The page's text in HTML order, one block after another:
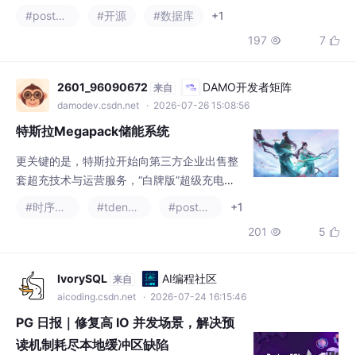
体的完整生命周期，涵盖构建、评估、部署与
规模化落地等各个阶段，并重点演示了 Agent
证，Tom Lane 随后借助 Claude
#postgresql #开源 #数据库
+1
197  7 
2601_96090672 来自 DAMO开发者矩阵
damodev.csdn.net · 2026-07-26 15:08:56
特斯拉Megapack储能系统
更关键的是，特斯拉开始向第三方企业出售整
套超充技术与运营服务，“白牌版”超级充电
站，任何企业都可以购买特斯拉超充桩、贴上
自己的品牌运营，特斯拉从中获得硬件、软件
器人和驱动这一切的芯片与算力时，它的竞争
对手面对的不再是一家“车企”，而是一张无处
不在的基础设施网络。现在，特斯拉开始向第
三方售卖“白牌版”超充站：设备是你的，
#时序数据库 #tdengine #postgresql
+1
201  5 
IvorySQL 来自 AI编程社区
aicoding.csdn.net · 2026-07-24 16:15:46
PG 日报｜修复高 IO 并发场景，解决预
读机制耗尽本地缓冲区缺陷